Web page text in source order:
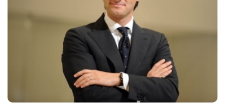
Formulaires et fiches techniques